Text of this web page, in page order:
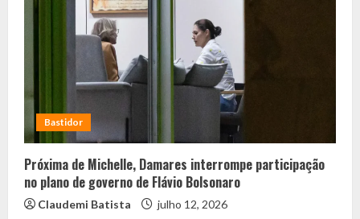
Bastidor
Próxima de Michelle, Damares interrompe participação
no plano de governo de Flávio Bolsonaro
Claudemi Batista julho 12, 2026